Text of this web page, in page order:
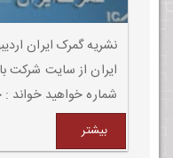
ایران از سایت شرکت
شماره خواهید
کالای واحدهای تولیدی
کرباسیان: برخورد جدی
بیشتر